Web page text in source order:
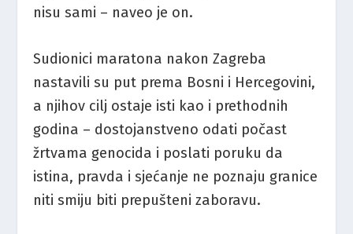
nisu sami – naveo je on.
Sudionici maratona nakon Zagreba
nastavili su put prema Bosni i Hercegovini,
a njihov cilj ostaje isti kao i prethodnih
godina – dostojanstveno odati počast
žrtvama genocida i poslati poruku da
istina, pravda i sjećanje ne poznaju granice
niti smiju biti prepušteni zaboravu.